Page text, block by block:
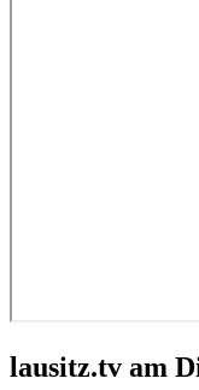
lausitz.tv am